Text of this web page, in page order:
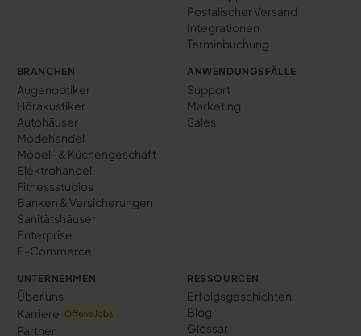
Postalischer Versand
Integrationen
Terminbuchung
BRANCHEN
Augenoptiker
Hörakustiker
Autohäuser
Modehandel
Möbel- & Küchengeschäft
Elektrohandel
Fitnessstudios
Banken & Versicherungen
Sanitätshäuser
Enterprise
E-Commerce
ANWENDUNGSFÄLLE
Support
Marketing
Sales
UNTERNEHMEN
Über uns
Karriere
Offene Jobs
Partner
RESSOURCEN
Erfolgs­geschichten
Blog
Glossar